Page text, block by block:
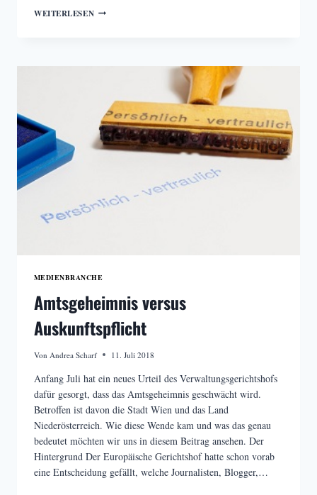
WEITERLESENDIE
MEDIENBRANCHE
Amtsgeheimnis versus
Auskunftspflicht
Von Andrea Scharf 11. Juli 2018
Anfang Juli hat ein neues Urteil des Verwaltungsgerichtshofs
dafür gesorgt, dass das Amtsgeheimnis geschwächt wird.
Betroffen ist davon die Stadt Wien und das Land
Niederösterreich. Wie diese Wende kam und was das genau
bedeutet möchten wir uns in diesem Beitrag ansehen. Der
Hintergrund Der Europäische Gerichtshof hatte schon vorab
eine Entscheidung gefällt, welche Journalisten, Blogger,…